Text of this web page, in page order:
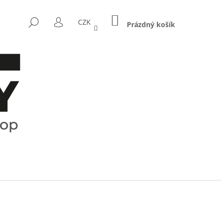
HLEDAT
PŘIHLÁŠENÍ
CZK NÁKUPNÍ
KOŠÍK
Prázdný košík